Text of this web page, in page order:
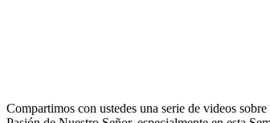
Compartimos con ustedes una serie de videos